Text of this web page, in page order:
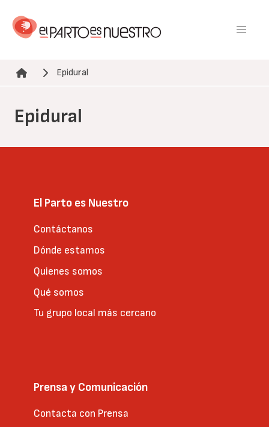
contenido
Ruta de navegación
Epidural
Epidural
El Parto es Nuestro
Contáctanos
Dónde estamos
Quienes somos
Qué somos
Tu grupo local más cercano
Prensa y Comunicación
Contacta con Prensa